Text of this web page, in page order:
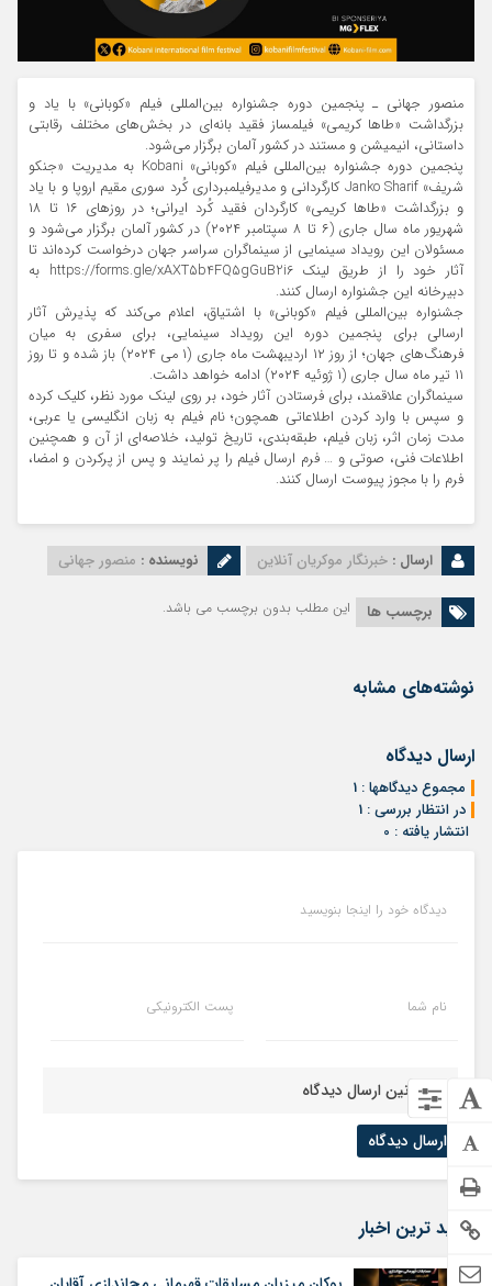
منصور جهانی ـ پنجمین دوره جشنواره بین‌المللی فیلم «کوبانی» با یاد و
بزرگداشت «طاها کریمی» فیلمساز فقید بانه‌ای در بخش‌های مختلف رقابتی
داستانی، انیمیشن و مستند در کشور آلمان برگزار می‌شود.
پنجمین دوره جشنواره بین‌المللی فیلم «کوبانی» Kobani به مدیریت «جنکو
شریف» Janko Sharif کارگردانی و مدیرفیلمبرداری کُرد سوری مقیم اروپا و با یاد
و بزرگداشت «طاها کریمی» کارگردان فقید کُرد ایرانی؛ در روزهای ۱۶ تا ۱۸
شهریور ماه سال جاری (۶ تا ۸ سپتامبر ۲۰۲۴) در کشور آلمان برگزار می‌شود و
مسئولان این رویداد سینمایی از سینماگران سراسر جهان درخواست کرده‌اند تا
آثار خود را از طریق لینک https://forms.gle/xAXT5b4FQ5gGuB2i6 به
دبیرخانه این جشنواره ارسال کنند.
جشنواره بین‌المللی فیلم «کوبانی» با اشتیاق، اعلام می‌کند که پذیرش آثار
ارسالی برای پنجمین دوره این رویداد سینمایی، برای سفری به میان
فرهنگ‌های جهان؛ از روز ۱۲ اردیبهشت ماه جاری (۱ می ۲۰۲۴) باز شده و تا روز
۱۱ تیر ماه سال جاری (۱ ژوئیه ۲۰۲۴) ادامه خواهد داشت.
سینماگران علاقمند، برای فرستادن آثار خود، بر روی لینک مورد نظر، کلیک کرده
و سپس با وارد کردن اطلاعاتی همچون؛ نام فیلم به زبان انگلیسی یا عربی،
مدت زمان اثر، زبان فیلم، طبقه‌بندی، تاریخ تولید، خلاصه‌ای از آن و همچنین
اطلاعات فنی، صوتی و … فرم ارسال فیلم را پر نمایند و پس از پرکردن و امضا،
فرم را با مجوز پیوست ارسال کنند.
ارسال : خبرنگار موکریان آنلاین نویسنده : منصور جهانی
برچسب ها این مطلب بدون برچسب می باشد.
نوشته‌های مشابه
ارسال دیدگاه
مجموع دیدگاهها : 1
در انتظار بررسی : 1
انتشار یافته : 0
دیدگاه خود را اینجا بنویسید
نام شما پست الکترونیکی
قوانین ارسال دیدگاه
جدید ترین اخبار